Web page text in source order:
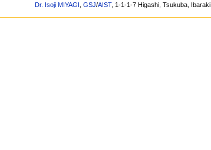
Dr. Isoji MIYAGI ,GSJ/AIST, 1-1-1-7 Higashi, Tsukuba,